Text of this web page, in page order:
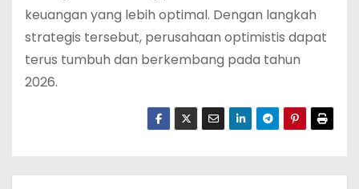
keuangan yang lebih optimal. Dengan langkah
strategis tersebut, perusahaan optimistis dapat
terus tumbuh dan berkembang pada tahun
2026.